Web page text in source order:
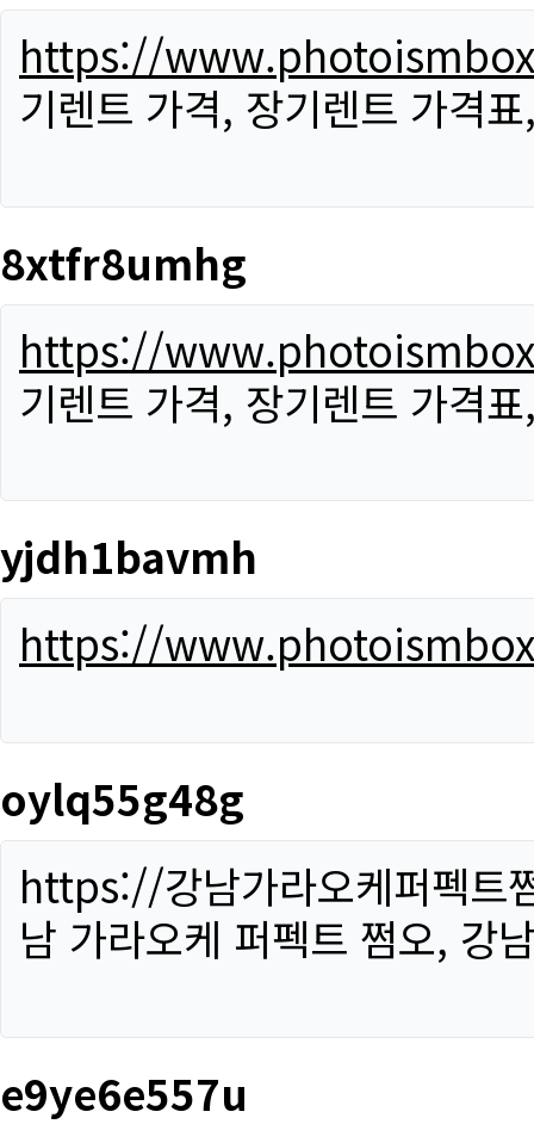
https://
기렌트 가격, 장기렌트 가격
8xtfr8umhg
https://
기렌트 가격, 장기렌트 가격
yjdh1bavmh
https://
oylq55g48g
https://강남가라오케퍼펙트
남 가라오케 퍼펙트 쩜오, 강
e9ye6e557u